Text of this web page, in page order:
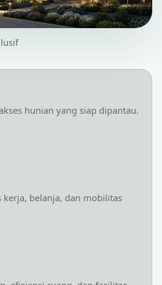
hunian yang siap dipantau.
belanja, dan mobilitas